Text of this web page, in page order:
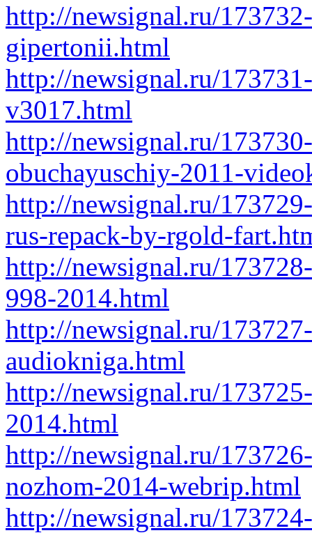
http://newsignal.ru/
gipertonii.html
http://newsignal.ru/
v3017.html
http://newsignal.ru/
obuchayuschiy-2011-
http://newsignal.ru/
rus-repack-by-rgold-
http://newsignal.ru/
998-2014.html
http://newsignal.ru/
audiokniga.html
http://newsignal.ru/
2014.html
http://newsignal.ru/
nozhom-2014-webrip.html
http://newsignal.ru/